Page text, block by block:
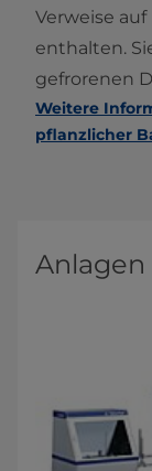
Verweise
enthalten.
gefrorenen
Weitere
pflanzlicher